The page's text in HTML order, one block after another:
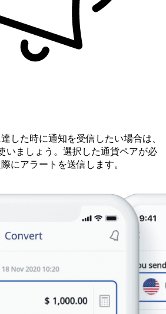
した時に通知を受信したい場合は、
いましょう。選択した通貨ペアが必
にアラートを送信します。